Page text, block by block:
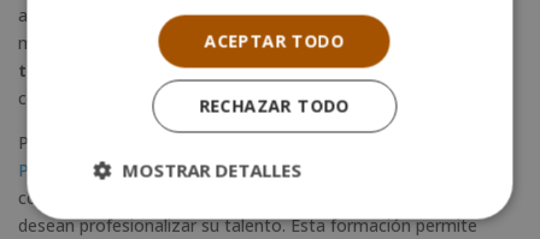
aislados o conocimientos básicos de software. La producción
musical moderna demandavisión estratégica y criterio
técnico
. Además de una comprensión profunda del sonido
como herramienta narrativa.
Por ello, programas como el
Producción Musical y Grabación de Audio con Protools
convierten en una opción especialmente valiosa para quienes
desean profesionalizar su talento. Esta formación permite
ACEPTAR TODO
RECHAZAR TODO
MOSTRAR DETALLES